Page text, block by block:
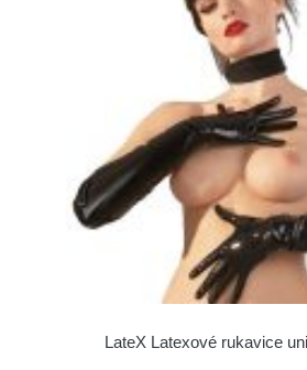
LateX Latexové rukavice